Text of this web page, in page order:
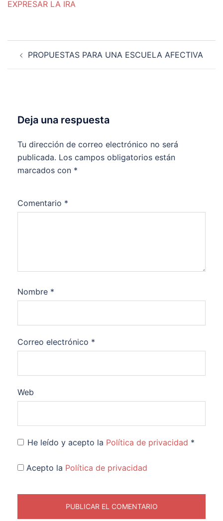
EXPRESAR LA IRA
de
PROPUESTAS PARA UNA ESCUELA AFECTIVA
Deja una respuesta
Tu dirección de correo electrónico no será
publicada. Los campos obligatorios están
marcados con *
Comentario *
Nombre *
Correo electrónico *
Web
He leído y acepto la Política de privacidad *
Acepto la Política de privacidad